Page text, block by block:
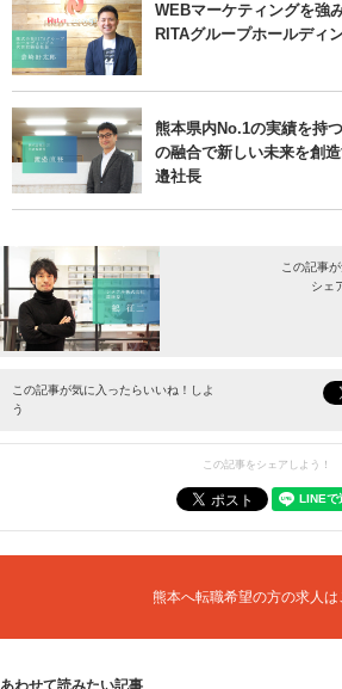
WEBマーケティングを強
RITAグループホールディ
熊本県内No.1の実績を持
の融合で新しい未来を
邉社長
この記事
シェ
最新情報を
この記事が気に入ったらいいね！しよ
う
この記事をシェアしよう！
熊本へ転職希望の方の求人は